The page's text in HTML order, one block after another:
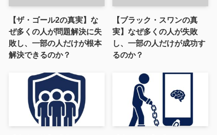
【ザ・ゴール2の真実】な
ぜ多くの人が問題解決に失
敗し、一部の人だけが根本
解決できるのか？
【ブラック・スワンの真
実】なぜ多くの人が失敗
し、一部の人だけが成功す
るのか？